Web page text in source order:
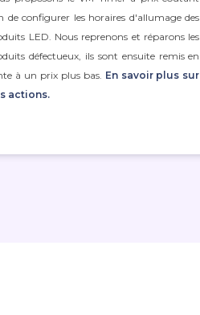
de configurer les horaires d'allumage des
LED. Nous reprenons et réparons les
défectueux, ils sont ensuite remis en
à un prix plus bas. En savoir plus sur
actions.